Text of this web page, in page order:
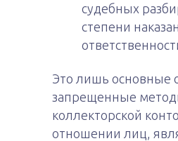
судебных
степени
Это лишь основные
запрещенные
коллекторской
отношении лиц,